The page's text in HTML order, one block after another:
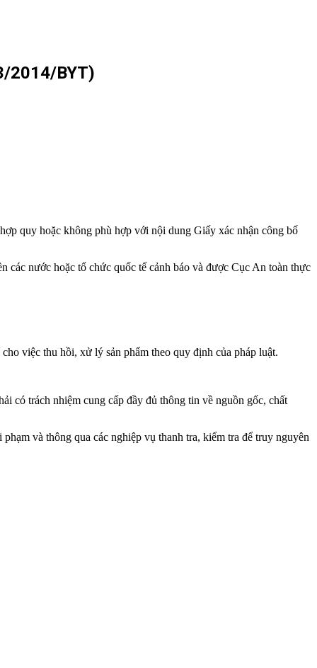
2014/BYT)
quy hoặc không phù hợp với nội dung Giấy xác nhận công bố
nước hoặc tổ chức quốc tế cảnh báo và được Cục An toàn thực
việc thu hồi, xử lý sản phẩm theo quy định của pháp luật.
có trách nhiệm cung cấp đầy đủ thông tin về nguồn gốc, chất
và thông qua các nghiệp vụ thanh tra, kiểm tra để truy nguyên